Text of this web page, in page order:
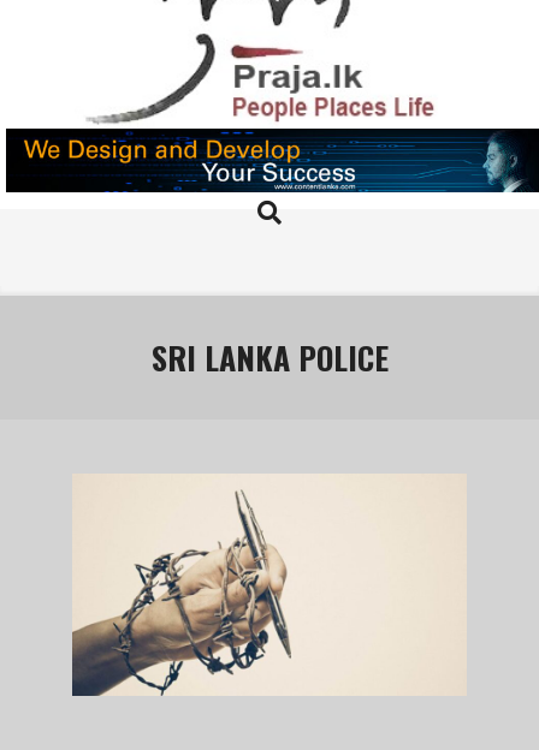
PRAJA.LK
Search
SRI LANKA POLICE